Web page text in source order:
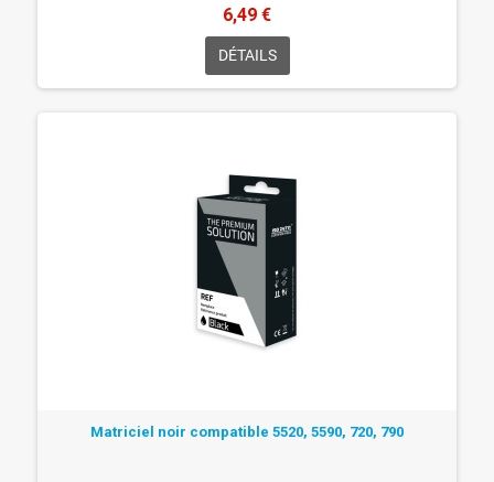
6,49 €
DÉTAILS
Matriciel noir compatible 5520, 5590, 720, 790